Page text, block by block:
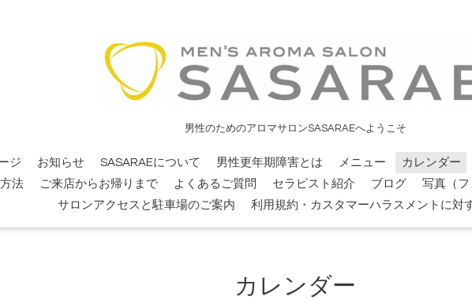
男性のためのアロマサロンSASARAEへようこそ
ジ お知らせ SASARAEについて 男性更年期障害とは メニュー
カレンダー
法
ご来店からお帰りまで よくあるご質問 セラピスト紹介 ブログ
写真（
サロンアクセスと駐車場のご案内
利用規約・カスタマーハラスメントに対
カレンダー